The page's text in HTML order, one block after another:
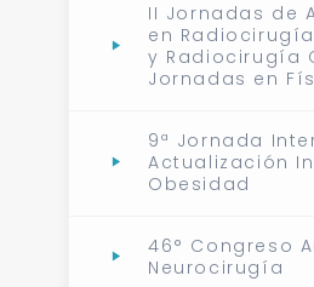
II Jornadas de
en
y Radiocirugía
Jornadas en
9ª Jornada
Actualización
Obesidad
46° Congreso
Neurocirugía